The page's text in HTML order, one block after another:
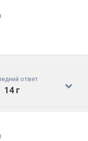
ответ
14 г